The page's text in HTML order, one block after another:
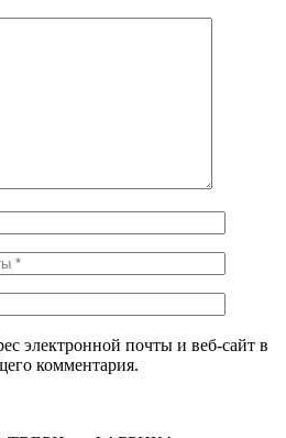
электронной почты и веб-сайт в
комментария.